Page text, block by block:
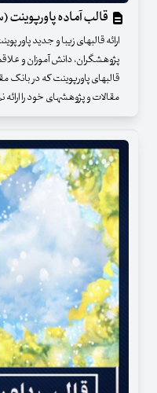
قالب آماده پاورپوینت
ارائه قالبهای زیبا و جدید پاور
پژوهشگران، دانش آموزان و
قالبهای پاورپوینت که در بانک
مقالات و پژوهشهای خود را ارائه